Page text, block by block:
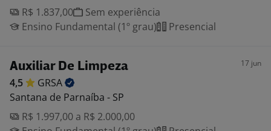
R$ 1.837,00
Sem experiência
Ensino Fundamental (1º grau)
Presencial
Auxiliar De Limpeza 17 jun
4,5
GRSA
Santana de Parnaíba - SP
R$ 1.997,00 a R$ 2.000,00